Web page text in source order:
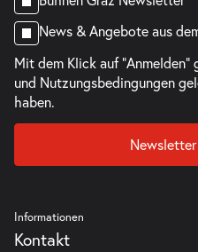
News & Angebote aus
Mit dem Klick auf "Anmelden"
und Nutzungsbedingungen
haben.
Informationen
Kontakt